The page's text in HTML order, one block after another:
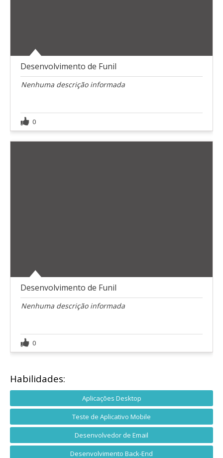
Desenvolvimento de Funil
Nenhuma descrição informada
0
Desenvolvimento de Funil
Nenhuma descrição informada
0
Habilidades:
Aplicações Desktop
Teste de Aplicativo Mobile
Desenvolvedor de Email
Desenvolvimento Back-End